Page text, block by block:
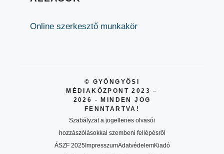
Online szerkesztő munkakör
© GYÖNGYÖSI
MÉDIAKÖZPONT 2023 –
2026 - MINDEN JOG
FENNTARTVA!
Szabályzat a jogellenes olvasói
hozzászólásokkal szembeni fellépésről
ÁSZF 2025ImpresszumAdatvédelemKiadó